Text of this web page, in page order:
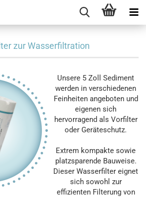
zur Wasserfiltration
Unsere 5 Zoll Sediment
werden in verschiedenen
Feinheiten angeboten und
eigenen sich
hervorragend als Vorfilter
oder Geräteschutz.
Extrem kompakte sowie
platzsparende Bauweise.
Dieser Wasserfilter eignet
sich sowohl zur
effizienten Filterung von